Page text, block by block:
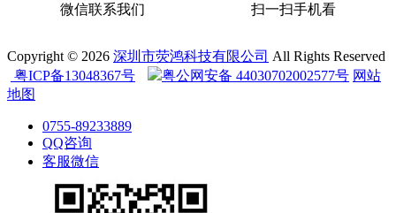
微信联系我们 扫一扫手机看
Copyright © 2026 深圳市荧鸿科技有限公司 All Rights Reserved
粤ICP备13048367号
粤公网安备 44030702002577号 网站
地图
0755-89233889
QQ咨询
客服微信